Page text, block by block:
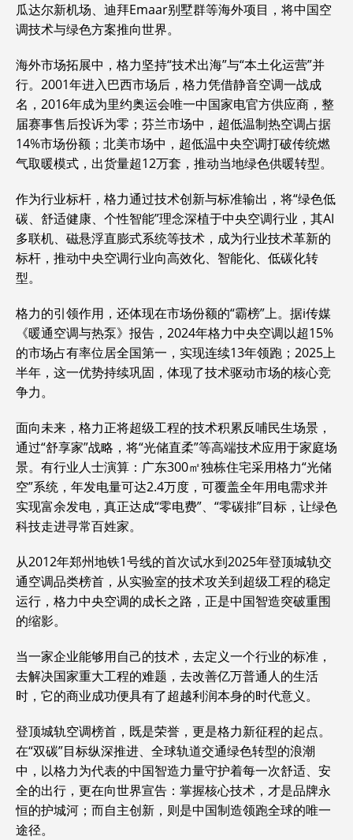
瓜达尔新机场、迪拜Emaar别墅群等海外项目，将中国空
调技术与绿色方案推向世界。
海外市场拓展中，格力坚持“技术出海”与“本土化运营”并
行。2001年进入巴西市场后，格力凭借静音空调一战成
名，2016年成为里约奥运会唯一中国家电官方供应商，整
届赛事售后投诉为零；芬兰市场中，超低温制热空调占据
14%市场份额；北美市场中，超低温中央空调打破传统燃
气取暖模式，出货量超12万套，推动当地绿色供暖转型。
作为行业标杆，格力通过技术创新与标准输出，将“绿色低
碳、舒适健康、个性智能”理念深植于中央空调行业，其AI
多联机、磁悬浮直膨式系统等技术，成为行业技术革新的
标杆，推动中央空调行业向高效化、智能化、低碳化转
型。
格力的引领作用，还体现在市场份额的“霸榜”上。据i传媒
《暖通空调与热泵》报告，2024年格力中央空调以超15%
的市场占有率位居全国第一，实现连续13年领跑；2025上
半年，这一优势持续巩固，体现了技术驱动市场的核心竞
争力。
面向未来，格力正将超级工程的技术积累反哺民生场景，
通过“舒享家”战略，将“光储直柔”等高端技术应用于家庭场
景。有行业人士演算：广东300㎡独栋住宅采用格力“光储
空”系统，年发电量可达2.4万度，可覆盖全年用电需求并
实现富余发电，真正达成“零电费”、“零碳排”目标，让绿色
科技走进寻常百姓家。
从2012年郑州地铁1号线的首次试水到2025年登顶城轨交
通空调品类榜首，从实验室的技术攻关到超级工程的稳定
运行，格力中央空调的成长之路，正是中国智造突破重围
的缩影。
当一家企业能够用自己的技术，去定义一个行业的标准，
去解决国家重大工程的难题，去改善亿万普通人的生活
时，它的商业成功便具有了超越利润本身的时代意义。
登顶城轨空调榜首，既是荣誉，更是格力新征程的起点。
在“双碳”目标纵深推进、全球轨道交通绿色转型的浪潮
中，以格力为代表的中国智造力量守护着每一次舒适、安
全的出行，更在向世界宣告：掌握核心技术，才是品牌永
恒的护城河；而自主创新，则是中国制造领跑全球的唯一
途径。